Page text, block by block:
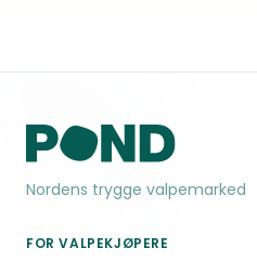
Nordens trygge valpemarked
FOR VALPEKJØPERE